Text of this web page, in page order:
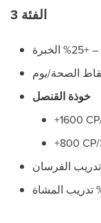
الفئة 3
– +25% الخبرة
خوذة القنصل